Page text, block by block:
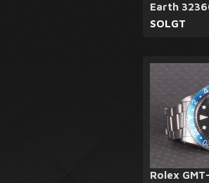
Earth
SOLGT
Rolex